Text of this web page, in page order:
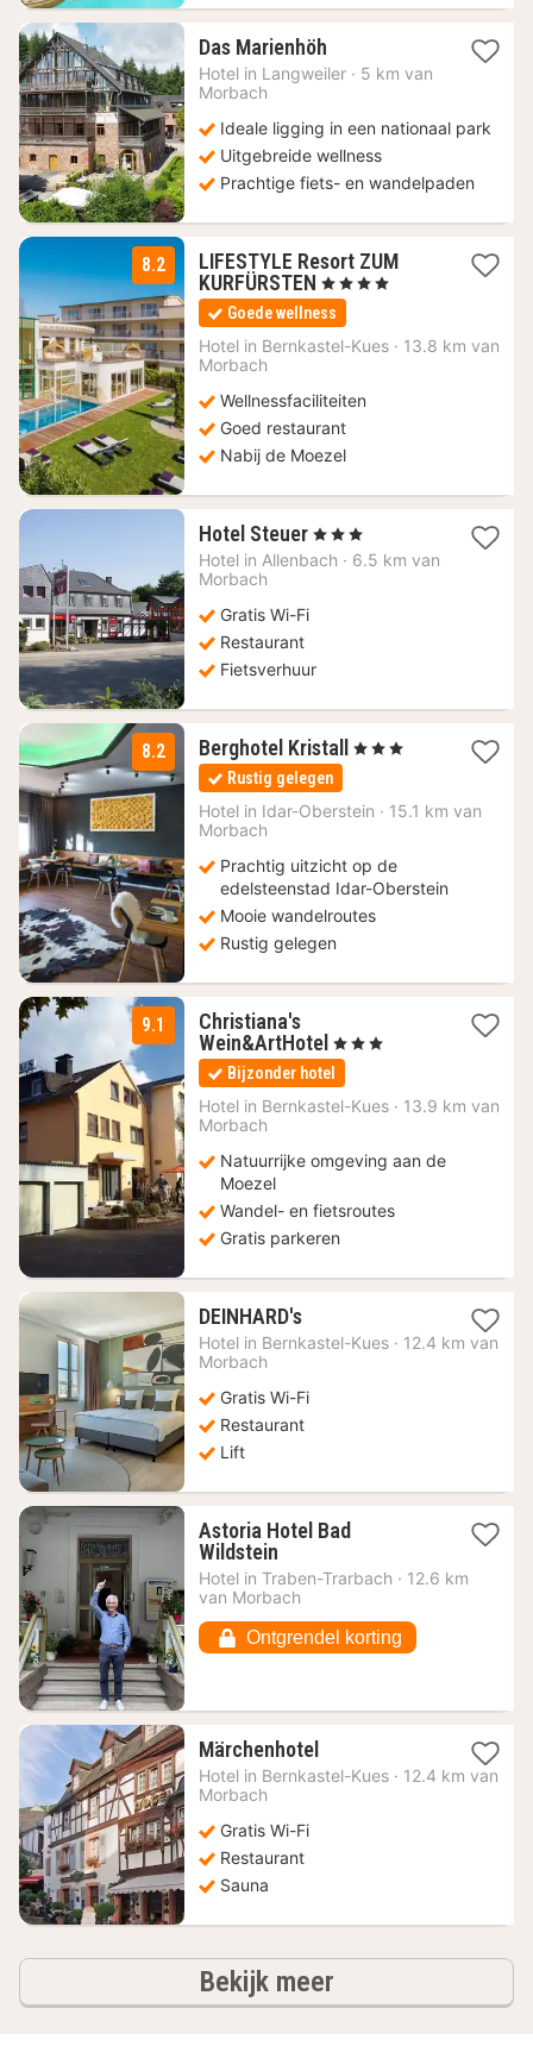
Das Marienhöh3
nachten
€
Hotel in Langweiler · 5 km van
Morbach
Ideale ligging in een nationaal park
Uitgebreide wellness
Prachtige fiets- en wandelpaden
8.2
LIFESTYLE Resort ZUM
KURFÜRSTEN 1
nacht
vanaf
256
, 4 Sterren
Goede wellness
Hotel in Bernkastel-Kues · 13.8 km van
Morbach
Wellnessfaciliteiten
Goed restaurant
Nabij de Moezel
Hotel Steuer 1
nacht
, 3 Sterren
Hotel in Allenbach · 6.5 km van
Morbach
Gratis Wi-Fi
Restaurant
Fietsverhuur
8.2 Berghotel Kristall
1
120
, 3 Sterren
Rustig gelegen
Hotel in Idar-Oberstein · 15.1 km van
Morbach
Prachtig uitzicht op de
edelsteenstad Idar-Oberstein
Mooie wandelroutes
Rustig gelegen
9.1
Christiana's
Wein&ArtHotel 1
nacht
vanaf
139
, 3 Sterren
Bijzonder hotel
Hotel in Bernkastel-Kues · 13.9 km van
Morbach
Natuurrijke omgeving aan de
Moezel
Wandel- en fietsroutes
Gratis parkeren
DEINHARD's1
nacht
€
Hotel in Bernkastel-Kues · 12.4 km van
Morbach
Gratis Wi-Fi
Restaurant
Lift
Astoria Hotel Bad
Wildstein1
nacht
vanaf
€
Hotel in Traben-Trarbach · 12.6 km
van Morbach
Ontgrendel korting
Märchenhotel1
nacht
Hotel in Bernkastel-Kues · 12.4 km van
Morbach
Gratis Wi-Fi
Restaurant
Sauna
Bekijk meerhotels